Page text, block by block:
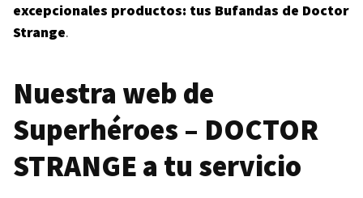
excepcionales productos: tus Bufandas de Doctor
Strange.
Nuestra web de
Superhéroes – DOCTOR
STRANGE a tu servicio